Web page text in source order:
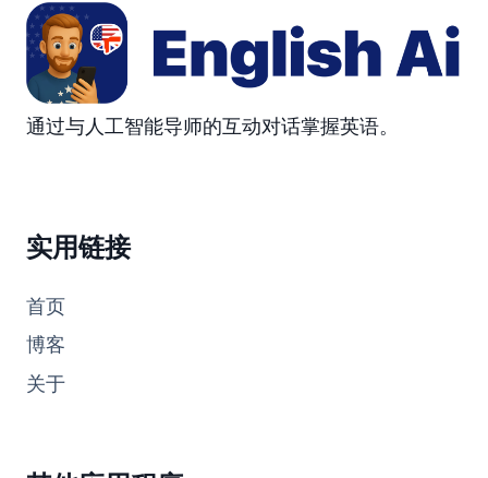
通过与人工智能导师的互动对话掌握英语。
实用链接
首页
博客
关于